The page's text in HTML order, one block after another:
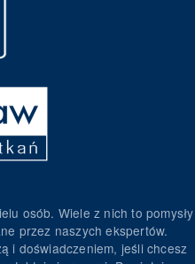
osób. Wiele z nich to pomysły
przez naszych ekspertów.
i doświadczeniem, jeśli chcesz